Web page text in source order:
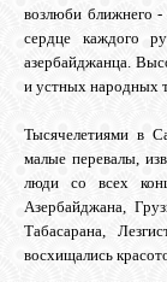
ВИДЕО
МУЗЫКА
САЙТЫ
возлюби ближнего -
сердце каждого
азербайджанца.
и устных народных
Тысячелетиями в
малые перевалы,
люди со всех
Азербайджана,
Табасарана,
восхищались